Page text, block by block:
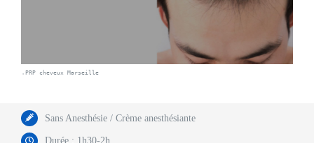
» PRP cheveux Marseille
Sans Anesthésie / Crème anesthésiante
Durée : 1h30-2h